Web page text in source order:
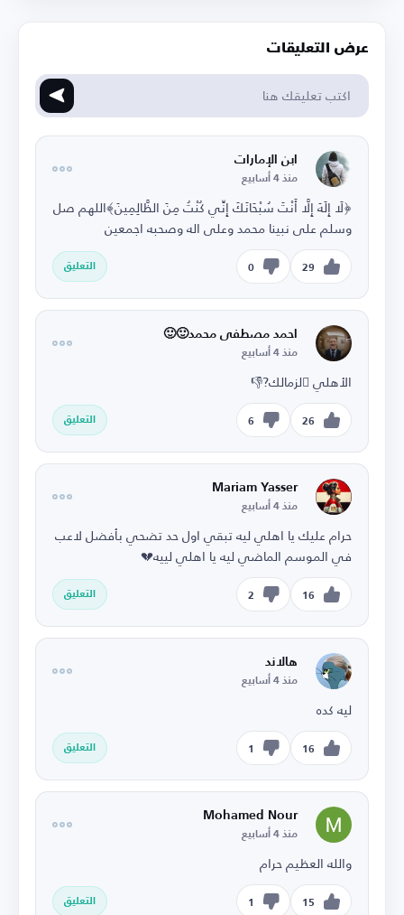
عرض التعليقات
ابن الإمارات
منذ 4 أسابيع
﴿لَا إِلَهَ إِلَّا أَنْتَ سُبْحَانَكَ إِنِّي كُنْتُ مِنَ الظَّالِمِينَ﴾اللهم صل
وسلم على نبينا محمد وعلى اله وصحبه اجمعين
29
0 التعليق
احمد مصطفى محمد🙂🙂
منذ 4 أسابيع
الأهلي 𑸧لزمالك?👎
26
6 التعليق
Mariam Yasser
منذ 4 أسابيع
حرام عليك يا اهلي ليه تبقي اول حد تضحي بأفضل لاعب
في الموسم الماضي ليه يا اهلي لييه💔
16
2 التعليق
هالاند
منذ 4 أسابيع
ليه كده
16
1 التعليق
Mohamed Nour
منذ 4 أسابيع
والله العظيم حرام
15
1 التعليق